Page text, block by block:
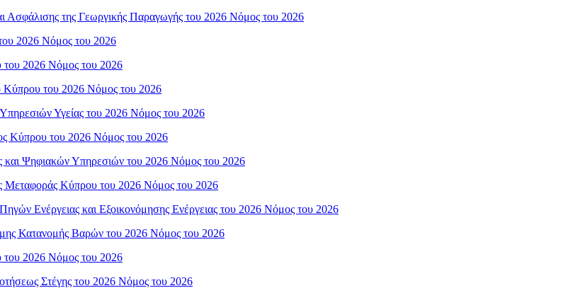
της Γεωργικής Παραγωγής του 2026 Νόμος του 2026
2026 Νόμος του 2026
2026 Νόμος του 2026
του 2026 Νόμος του 2026
Υγείας του 2026 Νόμος του 2026
Κύπρου του 2026 Νόμος του 2026
Ψηφιακών Υπηρεσιών του 2026 Νόμος του 2026
Μεταφοράς Κύπρου του 2026 Νόμος του 2026
Ενέργειας και Εξοικονόμησης Ενέργειας του 2026 Νόμος του 2026
Κατανομής Βαρών του 2026 Νόμος του 2026
2026 Νόμος του 2026
Στέγης του 2026 Νόμος του 2026